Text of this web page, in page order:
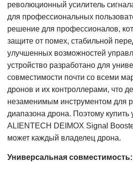
революционный усилитель
для профессиональных
решение для профессионалов,
защите от помех, стабильной
улучшенных возможностей
устройство разработано для
совместимости почти со всеми
дронов и их контроллерами, что
незаменимым инструментом для
диапазона дрона. Поэтому купить
ALIENTECH DEIMOX Signal
может каждый владелец дрона.
Универсальная совместимость: